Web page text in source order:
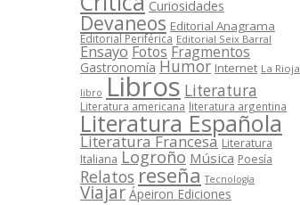
Curiosidades
Devaneos Editorial Anagrama
Editorial Periférica Editorial Seix Barral
Ensayo Fotos Fragmentos
Gastronomía Humor Internet La Rioja
libro Libros Literatura
Literatura americana literatura argentina
Literatura Española
Literatura Francesa Literatura
Italiana Logroño Música Poesía
Relatos reseña Tecnología
Viajar Ápeiron Ediciones